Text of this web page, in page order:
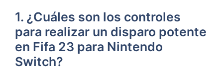
1. ¿Cuáles son los controles
para realizar un disparo potente
en Fifa 23 para Nintendo
Switch?